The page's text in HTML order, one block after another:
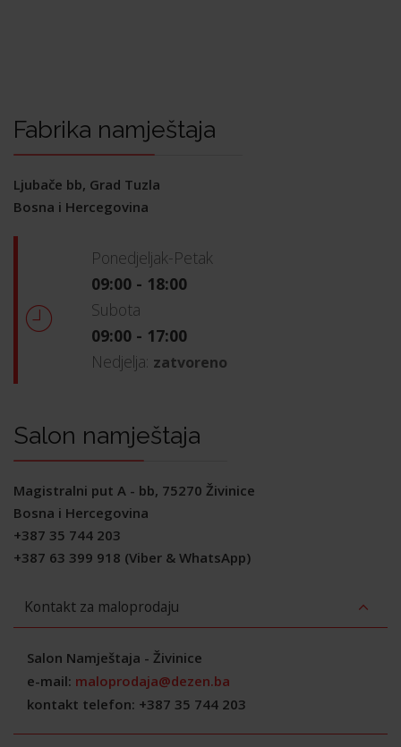
Fabrika namještaja
Ljubače bb, Grad Tuzla
Bosna i Hercegovina
Ponedjeljak-Petak
09:00 - 18:00
Subota
09:00 - 17:00
Nedjelja: zatvoreno
Salon namještaja
Magistralni put A - bb, 75270 Živinice
Bosna i Hercegovina
+387 35 744 203
+387 63 399 918 (Viber & WhatsApp)
Kontakt za maloprodaju
Salon Namještaja - Živinice
e-mail: maloprodaja@dezen.ba
kontakt telefon: +387 35 744 203